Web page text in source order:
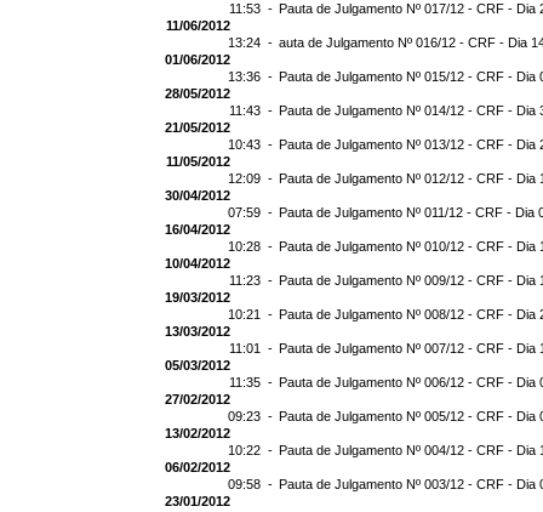
11:53 - Pauta de Julgamento Nº 017/12 - CRF - Dia
11/06/2012
13:24 - auta de Julgamento Nº 016/12 - CRF - Dia
01/06/2012
13:36 - Pauta de Julgamento Nº 015/12 - CRF - Dia
28/05/2012
11:43 - Pauta de Julgamento Nº 014/12 - CRF - Dia
21/05/2012
10:43 - Pauta de Julgamento Nº 013/12 - CRF - Dia
11/05/2012
12:09 - Pauta de Julgamento Nº 012/12 - CRF - Dia
30/04/2012
07:59 - Pauta de Julgamento Nº 011/12 - CRF - Dia
16/04/2012
10:28 - Pauta de Julgamento Nº 010/12 - CRF - Dia
10/04/2012
11:23 - Pauta de Julgamento Nº 009/12 - CRF - Dia
19/03/2012
10:21 - Pauta de Julgamento Nº 008/12 - CRF - Dia
13/03/2012
11:01 - Pauta de Julgamento Nº 007/12 - CRF - Dia
05/03/2012
11:35 - Pauta de Julgamento Nº 006/12 - CRF - Dia
27/02/2012
09:23 - Pauta de Julgamento Nº 005/12 - CRF - Dia
13/02/2012
10:22 - Pauta de Julgamento Nº 004/12 - CRF - Dia
06/02/2012
09:58 - Pauta de Julgamento Nº 003/12 - CRF - Dia
23/01/2012